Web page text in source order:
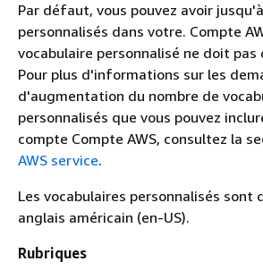
Par défaut, vous pouvez avoir
personnalisés dans votre. Compte
vocabulaire personnalisé ne doit pas
Pour plus d'informations sur les
d'augmentation du nombre de
personnalisés que vous pouvez
compte Compte AWS, consultez la
AWS service.
Les vocabulaires personnalisés sont
anglais américain (en-US).
Rubriques